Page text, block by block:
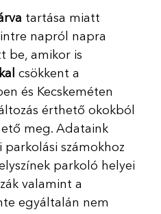
tartása miatt
napról napra
be, amikor is
csökkent a
és Kecskeméten
érthető okokból
meg. Adataink
számokhoz
parkoló helyei
valamint a
egyáltalán nem